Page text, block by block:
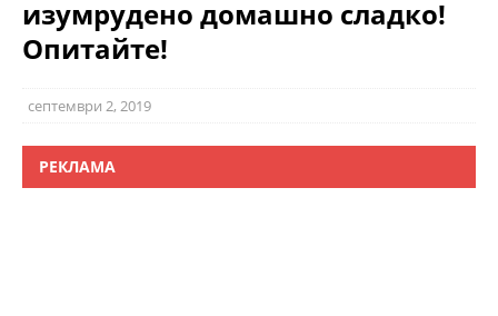
изумрудено домашно сладко!
Опитайте!
септември 2, 2019
РЕКЛАМА